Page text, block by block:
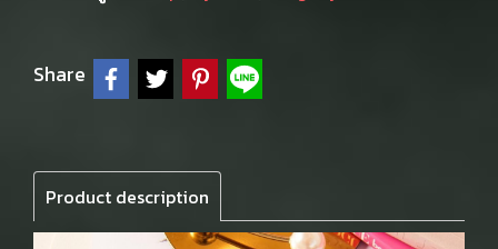
Share
Product description